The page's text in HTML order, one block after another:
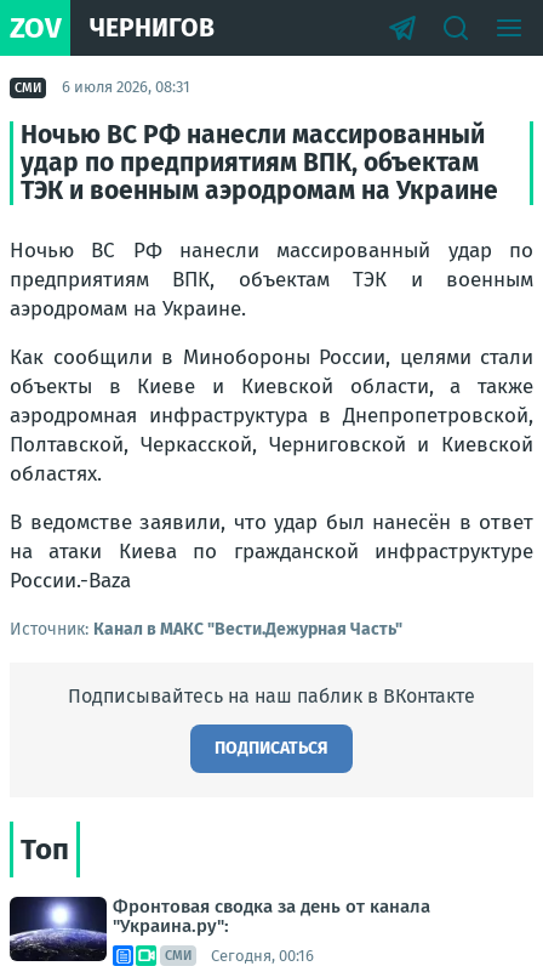
ZOV ЧЕРНИГОВ
СМИ 6 июля 2026, 08:31
Ночью ВС РФ нанесли массированный
удар по предприятиям ВПК, объектам
ТЭК и военным аэродромам на Украине
Ночью ВС РФ нанесли массированный удар по
предприятиям ВПК, объектам ТЭК и военным
аэродромам на Украине.
Как сообщили в Минобороны России, целями стали
объекты в Киеве и Киевской области, а также
аэродромная инфраструктура в Днепропетровской,
Полтавской, Черкасской, Черниговской и Киевской
областях.
В ведомстве заявили, что удар был нанесён в ответ
на атаки Киева по гражданской инфраструктуре
России.-Baza
Источник: Канал в МАКС "Вести.Дежурная Часть"
Подписывайтесь на наш паблик в ВКонтакте
ПОДПИСАТЬСЯ
Топ
Фронтовая сводка за день от канала
"Украина.ру":
СМИ Сегодня, 00:16